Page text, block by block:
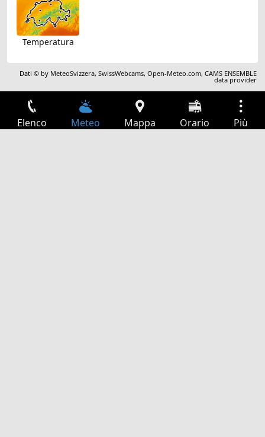
Temperatura
Dati © by MeteoSvizzera,SwissWebcams,Open-Meteo.com,CAMS ENSEMBLE
data provider
Elenco Meteo Mappa Orario Più